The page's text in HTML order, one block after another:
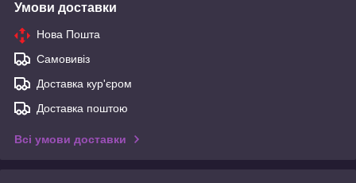
Умови доставки
Нова Пошта
Самовивіз
Доставка кур'єром
Доставка поштою
Всі умови доставки